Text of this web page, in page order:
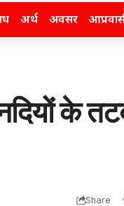
अर्थ अवसर
के
Share